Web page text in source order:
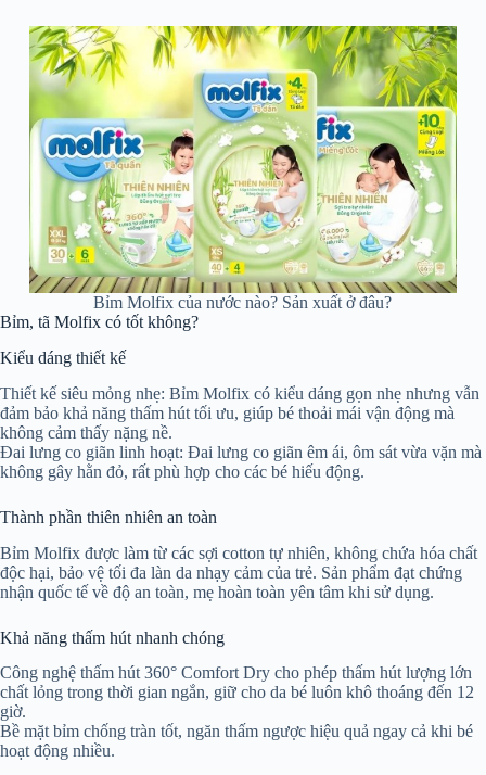
Bỉm Molfix của nước nào? Sản xuất ở đâu?
Bỉm, tã Molfix có tốt không?
Kiểu dáng thiết kế
Thiết kế siêu mỏng nhẹ: Bỉm Molfix có kiểu dáng gọn nhẹ nhưng vẫn
đảm bảo khả năng thấm hút tối ưu, giúp bé thoải mái vận động mà
không cảm thấy nặng nề.
Đai lưng co giãn linh hoạt: Đai lưng co giãn êm ái, ôm sát vừa vặn mà
không gây hằn đỏ, rất phù hợp cho các bé hiếu động.
Thành phần thiên nhiên an toàn
Bỉm Molfix được làm từ các sợi cotton tự nhiên, không chứa hóa chất
độc hại, bảo vệ tối đa làn da nhạy cảm của trẻ. Sản phẩm đạt chứng
nhận quốc tế về độ an toàn, mẹ hoàn toàn yên tâm khi sử dụng.
Khả năng thấm hút nhanh chóng
Công nghệ thấm hút 360° Comfort Dry cho phép thấm hút lượng lớn
chất lỏng trong thời gian ngắn, giữ cho da bé luôn khô thoáng đến 12
giờ.
Bề mặt bỉm chống tràn tốt, ngăn thấm ngược hiệu quả ngay cả khi bé
hoạt động nhiều.